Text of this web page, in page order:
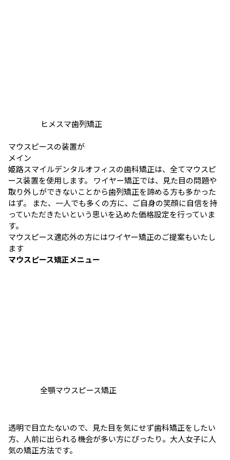
ヒメスマ歯列矯正
マウスピースの装置が
メイン
姫路スマイルデンタルオフィスの歯科矯正は、全てマウスピ
ース装置を使用します。 ワイヤー矯正では、見た目の問題や
取り外しができないことから歯列矯正を諦める方も多かった
はず。 また、一人でも多くの方に、ご自身の笑顔に自信を持
っていただきたいという思いを込めた価格設定を行っていま
す。
マウスピース適応外の方にはワイヤー矯正のご提案もいたし
ます
マウスピース矯正メニュー
全顎マウスピース矯正
透明で目立たないので、見た目を気にせず歯科矯正をしたい
方、人前に出られる機会が多い方にぴったり。大人女子に人
気の矯正方法です。